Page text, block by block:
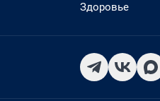
Здоровье